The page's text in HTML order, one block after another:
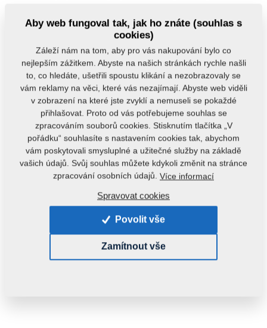
stažení
Aby web fungoval tak, jak ho znáte (souhlas s
cookies)
Záleží nám na tom, aby pro vás nakupování bylo co
nejlepším zážitkem. Abyste na našich stránkách rychle našli
to, co hledáte, ušetřili spoustu klikání a nezobrazovaly se
vám reklamy na věci, které vás nezajímají. Abyste web viděli
v zobrazení na které jste zvyklí a nemuseli se pokaždé
přihlašovat. Proto od vás potřebujeme souhlas se
zpracováním souborů cookies. Stisknutím tlačítka „V
pořádku“ souhlasíte s nastavením cookies tak, abychom
vám poskytovali smysluplné a užitečné služby na základě
vašich údajů. Svůj souhlas můžete kdykoli změnit na stránce
zpracování osobních údajů. Více informací
Spravovat cookies
Povolit vše
Zamítnout vše